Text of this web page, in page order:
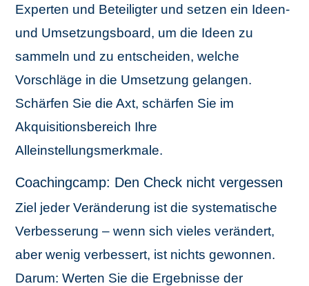
Experten und Beteiligter und setzen ein Ideen-
und Umsetzungsboard, um die Ideen zu
sammeln und zu entscheiden, welche
Vorschläge in die Umsetzung gelangen.
Schärfen Sie die Axt, schärfen Sie im
Akquisitionsbereich Ihre
Alleinstellungsmerkmale.
Coachingcamp: Den Check nicht vergessen
Ziel jeder Veränderung ist die systematische
Verbesserung – wenn sich vieles verändert,
aber wenig verbessert, ist nichts gewonnen.
Darum: Werten Sie die Ergebnisse der